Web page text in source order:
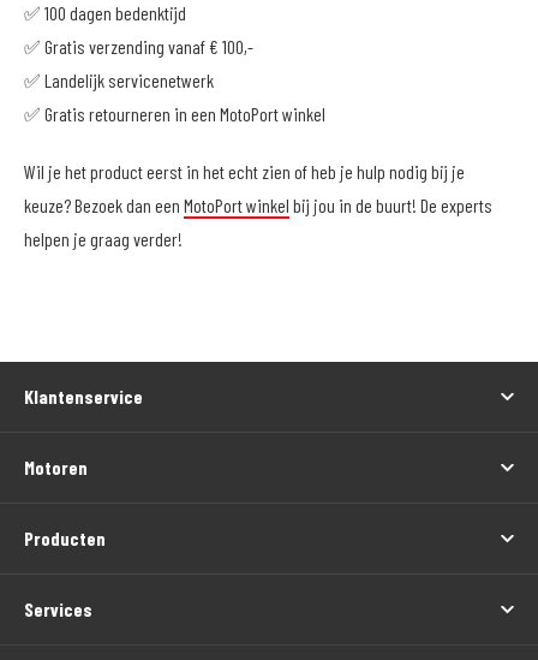
✅ 100 dagen bedenktijd
✅ Gratis verzending vanaf € 100,-
✅ Landelijk servicenetwerk
✅ Gratis retourneren in een MotoPort winkel
Wil je het product eerst in het echt zien of heb je hulp nodig bij je
keuze? Bezoek dan een MotoPort winkel bij jou in de buurt! De experts
helpen je graag verder!
Klantenservice
Motoren
Producten
Services